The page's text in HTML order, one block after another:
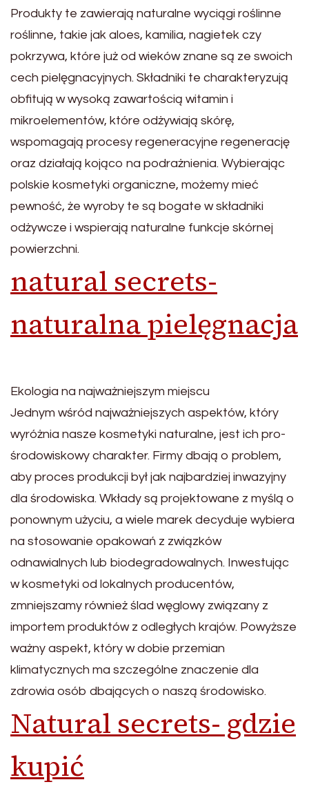
Produkty te zawierają naturalne wyciągi roślinne
roślinne, takie jak aloes, kamilia, nagietek czy
pokrzywa, które już od wieków znane są ze swoich
cech pielęgnacyjnych. Składniki te charakteryzują
obfitują w wysoką zawartością witamin i
mikroelementów, które odżywiają skórę,
wspomagają procesy regeneracyjne regenerację
oraz działają kojąco na podrażnienia. Wybierając
polskie kosmetyki organiczne, możemy mieć
pewność, że wyroby te są bogate w składniki
odżywcze i wspierają naturalne funkcje skórnej
powierzchni.
natural secrets-
naturalna pielęgnacja
Ekologia na najważniejszym miejscu
Jednym wśród najważniejszych aspektów, który
wyróżnia nasze kosmetyki naturalne, jest ich pro-
środowiskowy charakter. Firmy dbają o problem,
aby proces produkcji był jak najbardziej inwazyjny
dla środowiska. Wkłady są projektowane z myślą o
ponownym użyciu, a wiele marek decyduje wybiera
na stosowanie opakowań z związków
odnawialnych lub biodegradowalnych. Inwestując
w kosmetyki od lokalnych producentów,
zmniejszamy również ślad węglowy związany z
importem produktów z odległych krajów. Powyższe
ważny aspekt, który w dobie przemian
klimatycznych ma szczególne znaczenie dla
zdrowia osób dbających o naszą środowisko.
Natural secrets- gdzie
kupić